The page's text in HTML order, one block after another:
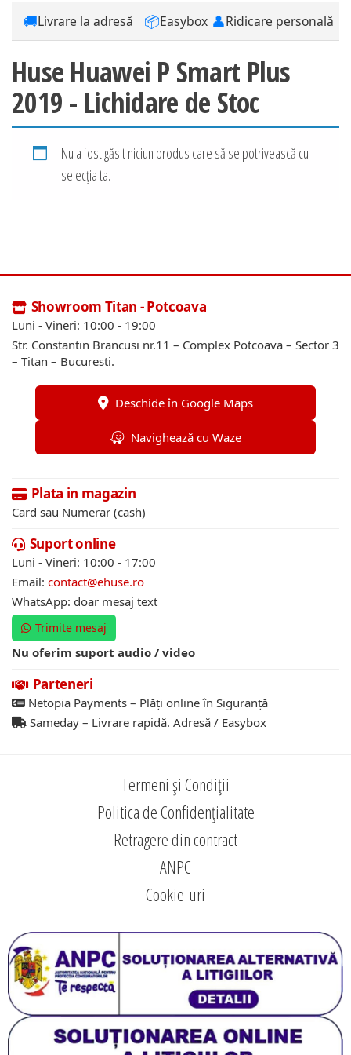
🚚Livrare la adresă 📦Easybox 👤Ridicare personală
Huse Huawei P Smart Plus
2019 - Lichidare de Stoc
Nu a fost găsit niciun produs care să se potrivească cu
selecția ta.
Showroom Titan - Potcoava
Luni - Vineri: 10:00 - 19:00
Str. Constantin Brancusi nr.11 – Complex Potcoava – Sector 3
– Titan – Bucuresti.
Deschide în Google Maps
Navighează cu Waze
Plata in magazin
Card sau Numerar (cash)
Suport online
Luni - Vineri: 10:00 - 17:00
Email: contact@ehuse.ro
WhatsApp: doar mesaj text
Trimite mesaj
Nu oferim suport audio / video
Parteneri
Netopia Payments – Plăți online în Siguranță
Sameday – Livrare rapidă. Adresă / Easybox
Termeni și Condiții
Politica de Confidențialitate
Retragere din contract
ANPC
Cookie-uri